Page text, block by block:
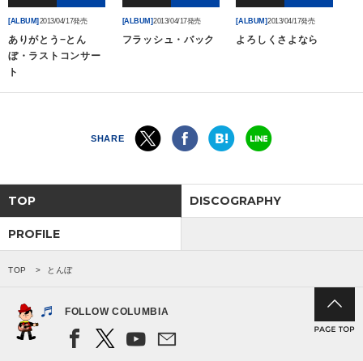
会社情報
[ALBUM] 2013/04/17発売
ありがとう−とん
ぼ・ラストコンサー
ト
[ALBUM]2013/04/17発売
フラッシュ・バック
[ALBUM]2013/04/17発売
よろしくさよなら
SHARE
TOP DISCOGRAPHY
PROFILE
TOP とんぼ
FOLLOW COLUMBIA